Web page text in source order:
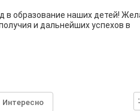
в образование наших детей!
и дальнейших успехов в
Интересно